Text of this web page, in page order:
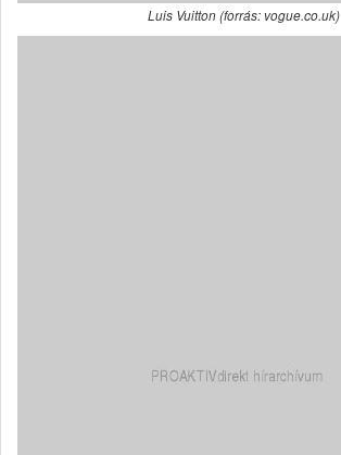
Luis Vuitton (forrás: vogue.co.uk)